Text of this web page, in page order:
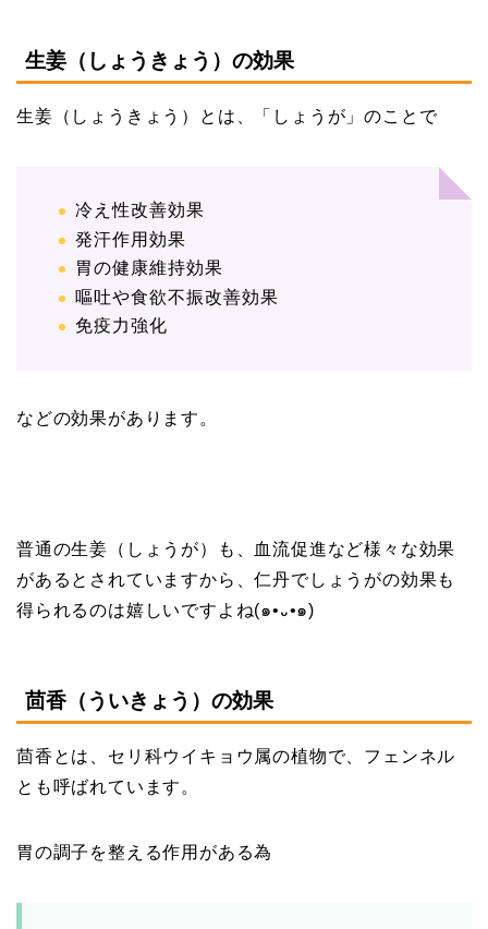
生姜（しょうきょう）の効果
生姜（しょうきょう）とは、「しょうが」のことで
冷え性改善効果
発汗作用効果
胃の健康維持効果
嘔吐や食欲不振改善効果
免疫力強化
などの効果があります。
普通の生姜（しょうが）も、血流促進など様々な効果
があるとされていますから、仁丹でしょうがの効果も
得られるのは嬉しいですよね(๑•᎑•๑)
茴香（ういきょう）の効果
茴香とは、セリ科ウイキョウ属の植物で、フェンネル
とも呼ばれています。
胃の調子を整える作用がある為